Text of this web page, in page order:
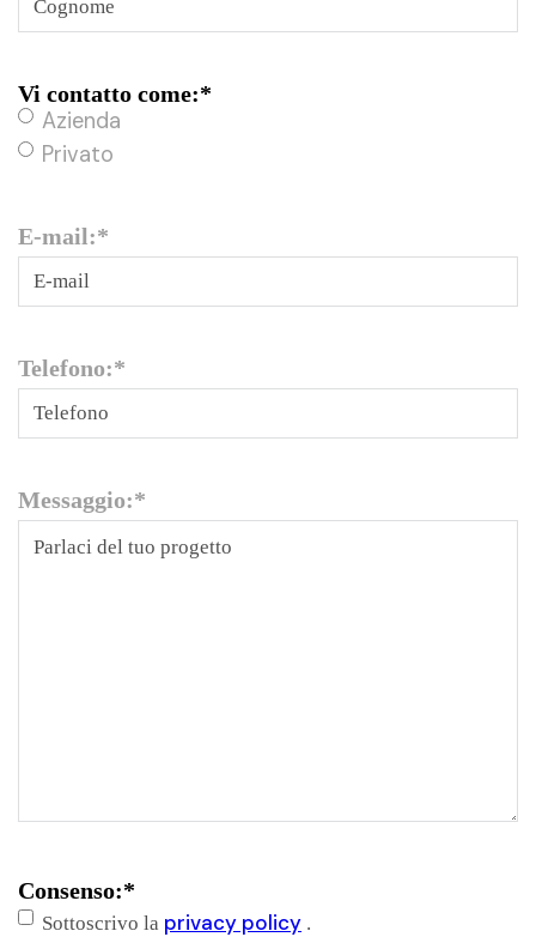
Vi contatto come:*
Azienda
Privato
E-mail:*
Telefono:*
Messaggio:*
Consenso:*
Sottoscrivo la privacy policy .